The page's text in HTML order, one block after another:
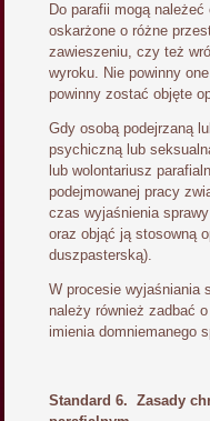
Do parafii mogą
oskarżone o różne
zawieszeniu, czy też
wyroku. Nie powinny
powinny zostać objęte
Gdy osobą podejrzaną
psychiczną lub
lub wolontariusz
podejmowanej pracy
czas wyjaśnienia
oraz objąć ją stosowną
duszpasterską).
W procesie wyjaśniania
należy również zadbać
imienia domniemanego
Standard 6. Zasady